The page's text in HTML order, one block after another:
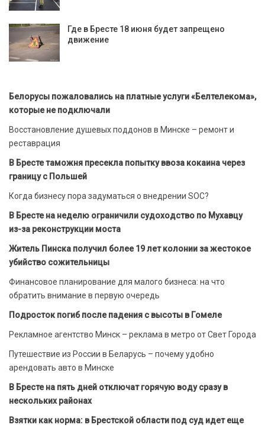
Где в Бресте 18 июня будет запрещено
движение
Белорусы пожаловались на платные услуги «Белтелекома»,
которые не подключали
Восстановление душевых поддонов в Минске – ремонт и
реставрация
В Бресте таможня пресекла попытку ввоза кокаина через
границу с Польшей
Когда бизнесу пора задуматься о внедрении SOC?
В Бресте на неделю ограничили судоходство по Мухавцу
из-за реконструкции моста
Житель Пинска получил более 19 лет колонии за жестокое
убийство сожительницы
Финансовое планирование для малого бизнеса: на что
обратить внимание в первую очередь
Подросток погиб после падения с высоты в Гомеле
Рекламное агентство Минск – реклама в метро от Свет Города
Путешествие из России в Беларусь – почему удобно
арендовать авто в Минске
В Бресте на пять дней отключат горячую воду сразу в
нескольких районах
Взятки как норма: в Брестской области под суд идет еще